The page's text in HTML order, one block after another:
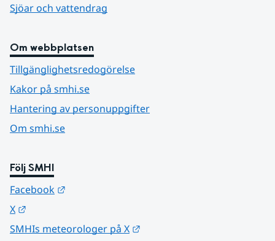
Sjöar och vattendrag
Om webbplatsen
Tillgänglighetsredogörelse
Kakor på smhi.se
Hantering av personuppgifter
Om smhi.se
Följ SMHI
Facebook
X
SMHIs meteorologer på X